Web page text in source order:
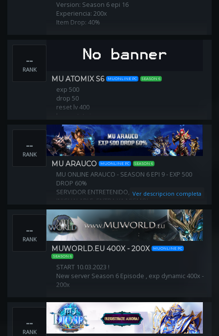
Version: Season 6 epi 16
Experiencia: 200x
Item Drop: 40%
--
RANK
MU ATOMIX S6 MUONLINE PC SEASON 6
exp 500
drop 50
reset lv 400
borra stat si
puntos x reset 400
--
RANK
MU ARAUCO MUONLINE PC SEASON 6
MU ONLINE ARAUCO - SEASON 6 EPI 9 - EXP 500
DROP 60%
SERVIDOR ENTRETENIDO, JUGABILIDAD
INIGUALABLE, ENTRA YA MISMO!
QUÈ NO TE L O CUENTEN, VIVE TU PROPIA
EXPERIENCIA!
Ver descripcion completa
--
RANK
MUWORLD.EU 400X - 200X
MUONLINE PC
SEASON 6
START 10.03.2023 !
New server Season 6 Episode , exp dynamic 400x -
200x
--
RANK